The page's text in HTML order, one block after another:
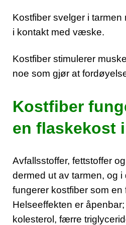
Kostfiber svelger i tarmen
i kontakt med væske.
Kostfiber stimulerer
noe som gjør at
Kostfiber
en flaskekost
Avfallsstoffer, fettstoffer
dermed ut av tarmen, og
fungerer kostfiber som en
Helseeffekten er
kolesterol, færre